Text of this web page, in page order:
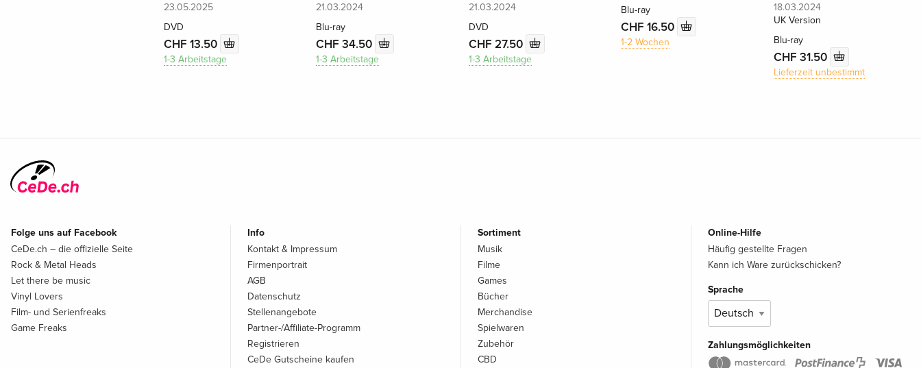
23.05.2025
DVD
CHF 13.50
1-3 Arbeitstage
21.03.2024
Blu-ray
CHF 34.50
1-3 Arbeitstage
21.03.2024
DVD
CHF 27.50
1-3 Arbeitstage
Blu-ray
CHF 16.50
1-2 Wochen
18.03.2024
UK Version
Blu-ray
CHF 31.50
Lieferzeit unbestimmt
Folge uns auf Facebook
CeDe.ch – die offizielle Seite
Rock & Metal Heads
Let there be music
Vinyl Lovers
Film- und Serienfreaks
Game Freaks
Info
Kontakt & Impressum
Firmenportrait
AGB
Datenschutz
Stellenangebote
Partner-/Affiliate-Programm
Registrieren
CeDe Gutscheine kaufen
Sortiment
Musik
Filme
Games
Bücher
Merchandise
Spielwaren
Zubehör
CBD
Online-Hilfe
Häufig gestellte Fragen
Kann ich Ware zurückschicken?
Sprache
Zahlungsmöglichkeiten